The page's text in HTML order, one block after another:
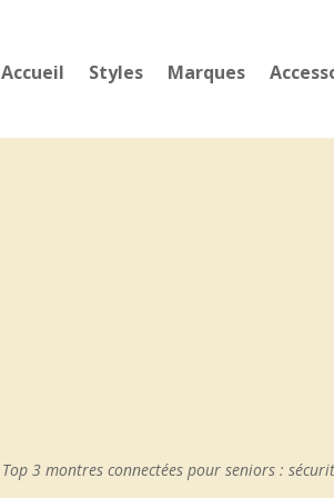
Accueil Styles Marques
Top 3 montres connectées pour seniors :